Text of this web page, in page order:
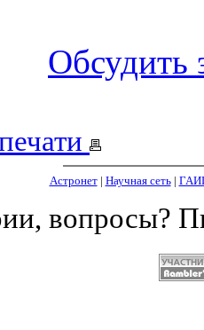
Обсудить
Астронет| Научная сеть|
вопросы?